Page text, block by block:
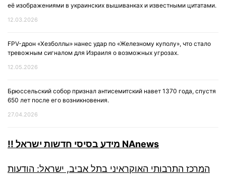
её изображениями в украинских вышиванках и известными цитатами.
12.03.2026
FPV-дрон «Хезболлы» нанес удар по «Железному куполу», что стало
тревожным сигналом для Израиля о возможных угрозах.
12.05.2026
Брюссельский собор признал антисемитский навет 1370 года, спустя
650 лет после его возникновения.
27.04.2026
!! מידע בסיסי חדשות ישראל NAnews
המרכז התרבותי האוקראיני בתל אביב, ישראל: הודעות